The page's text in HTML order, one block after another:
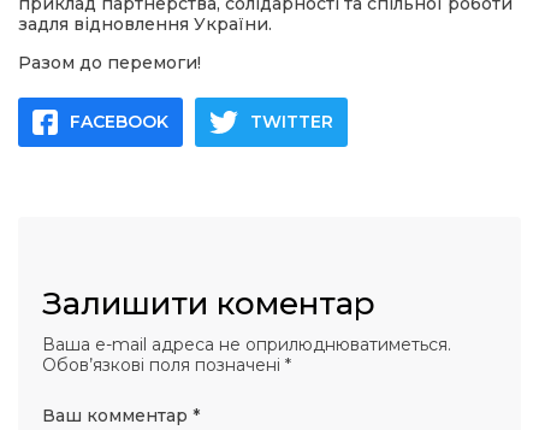
задля відновлення України.
Разом до перемоги!
FACEBOOK TWITTER
Залишити коментар
Ваша e-mail адреса не оприлюднюватиметься.
Обов’язкові поля позначені *
Ваш комментар *